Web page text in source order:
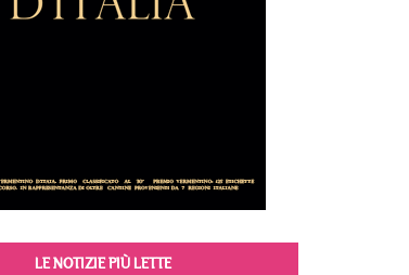
LE NOTIZIE PIÙ LETTE